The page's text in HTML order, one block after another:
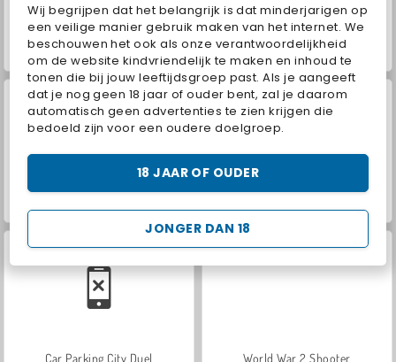
Wij begrijpen dat het belangrijk is dat minderjarigen op
een veilige manier gebruik maken van het internet. We
beschouwen het ook als onze verantwoordelijkheid
om de website kindvriendelijk te maken en inhoud te
tonen die bij jouw leeftijdsgroep past. Als je aangeeft
dat je nog geen 18 jaar of ouder bent, zal je daarom
automatisch geen advertenties te zien krijgen die
bedoeld zijn voor een oudere doelgroep.
JONGER DAN 18
18 JAAR OF OUDER
ASMR Makeover & Makeup Studio Hidden Object: Street of Secrets
VegaMix Da Vinci Puzzles Farm Merge Valley
Car Parking City Duel World War 2 Shooter